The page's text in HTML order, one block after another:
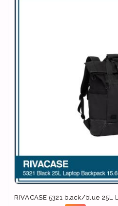
RIVACASE 5321 black/blue 25L